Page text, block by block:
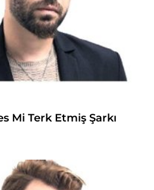
Mi Terk Etmiş Şarkı